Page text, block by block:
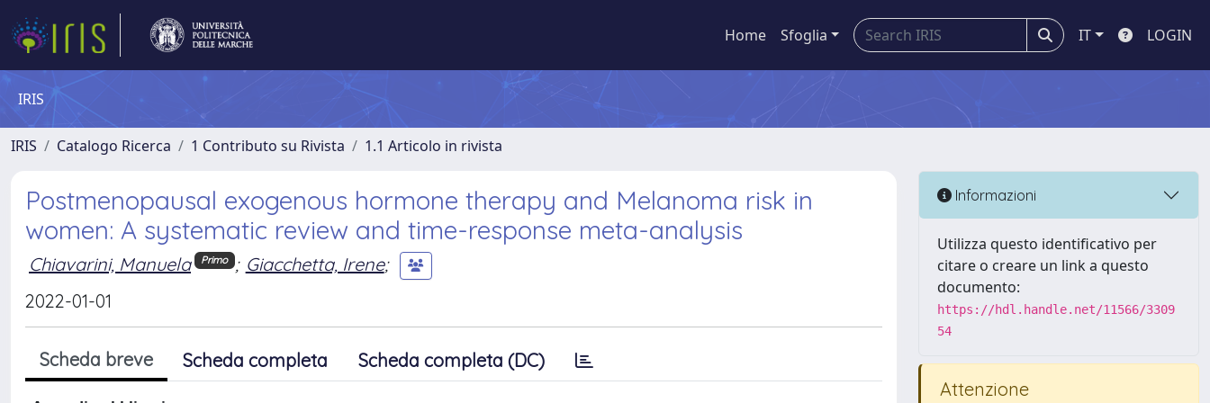
Home Sfoglia IT LOGIN
IRIS
IRIS Catalogo Ricerca 1 Contributo su Rivista 1.1 Articolo in rivista
Postmenopausal exogenous hormone therapy and Melanoma risk in
women: A systematic review and time-response meta-analysis
Chiavarini, Manuela Primo ; Giacchetta, Irene;
2022-01-01
Scheda breve Scheda completa Scheda completa (DC)
Informazioni
Utilizza questo identificativo per
citare o creare un link a questo
documento:
https://hdl.handle.net/11566/3309
54
Attenzione